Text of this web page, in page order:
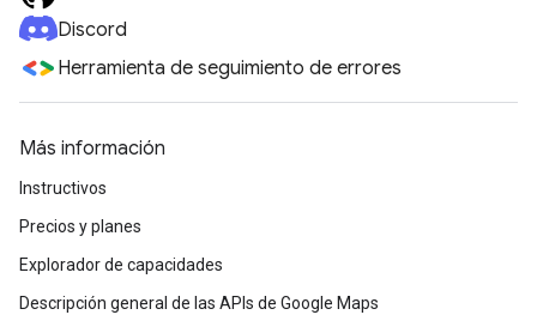
Discord
Herramienta de seguimiento de errores
Más información
Instructivos
Precios y planes
Explorador de capacidades
Descripción general de las APIs de Google Maps